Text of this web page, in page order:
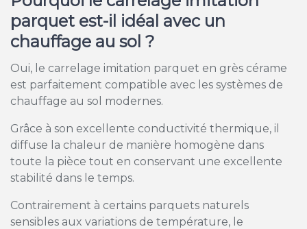
parquet est-il idéal avec un
chauffage au sol ?
Oui, le carrelage imitation parquet en grès cérame
est parfaitement compatible avec les systèmes de
chauffage au sol modernes.
Grâce à son excellente conductivité thermique, il
diffuse la chaleur de manière homogène dans
toute la pièce tout en conservant une excellente
stabilité dans le temps.
Contrairement à certains parquets naturels
sensibles aux variations de température, le